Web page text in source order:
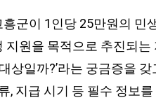
군이 1인당 25만원의 민
원을 목적으로 추진되는
상일까?’라는 궁금증을
, 지급 시기 등 필수 정보